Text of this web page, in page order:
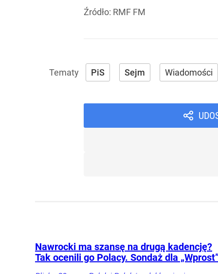
Źródło: RMF FM
PiS Sejm Wiadomości
Nawrocki ma szansę na drugą kadencję?
Tak ocenili go Polacy. Sondaż dla